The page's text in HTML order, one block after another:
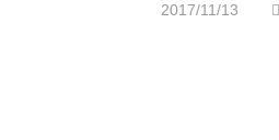
2017/11/13